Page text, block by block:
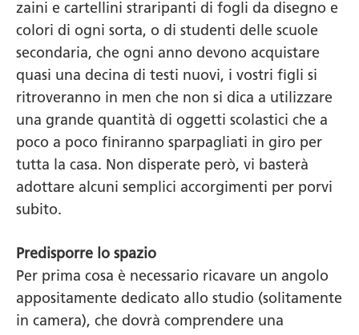
zaini e cartellini straripanti di fogli da disegno e
colori di ogni sorta, o di studenti delle scuole
secondaria, che ogni anno devono acquistare
quasi una decina di testi nuovi, i vostri figli si
ritroveranno in men che non si dica a utilizzare
una grande quantità di oggetti scolastici che a
poco a poco finiranno sparpagliati in giro per
tutta la casa. Non disperate però, vi basterà
adottare alcuni semplici accorgimenti per porvi
subito.
Predisporre lo spazio
Per prima cosa è necessario ricavare un angolo
appositamente dedicato allo studio (solitamente
in camera), che dovrà comprendere una